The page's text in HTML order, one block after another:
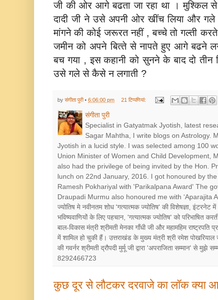
जी की ओर आगे बढता जा रहा था । मुश्किल से
दादी जी ने उसे अपनी ओर खींच लिया और गले
मांगने की कोई जरूरत नहीं , बच्‍चे तो गल्‍ती
जमीन को अपने बित्‍ते से नापते हुए आगे बढने
बच गया , इस कहानी को सुनने के बाद दो तीन
उसे गले से कैसे न लगाती ?
by संगीता पुरी• 6:06:00 pm 21 टिप्‍पणियां:
संगीता पुरी
Specialist in Gatyatmak Jyotish, latest
Sagar Mahtha, I write blogs on Astrology.
Jyotish in a lucid style. I was selected among 100
Union Minister of Women and Child Development,
also had the privilege of being invited by the Hon.
lunch on 22nd January, 2016. I got honoured by
Ramesh Pokhariyal with 'Parikalpana Award' The
Draupadi Murmu also honoured me with ‘Aparajita
ज्योतिष मे नवीनतम शोध 'गत्यात्मक ज्योतिष' की विशेषज्ञा,
भविष्यवाणियों के लिए पहचान, 'गत्यात्मक ज्योतिष' को परिभाषित
बाल-विकास मंत्री श्रीमती मेनका गाँधी जी और महामहिम
में शामिल हो चुकी हैं। उत्तराखंड के मुख्य मंत्री श्री रमेश पोखरियाल
की गवर्नर श्रीमती द्रौपदी मुर्मू जी द्वारा 'अपराजिता सम्मान' से
8292466723
कुछ दूर से लौटकर दरवाजे का लॉक क्‍या